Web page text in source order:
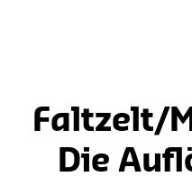
Faltzelt/
Die